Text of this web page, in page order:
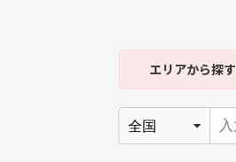
エリアから探す